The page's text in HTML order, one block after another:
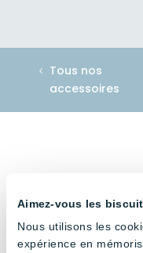
Aimez-vous les
Nous utilisons les
expérience en
Tous nos
accessoires